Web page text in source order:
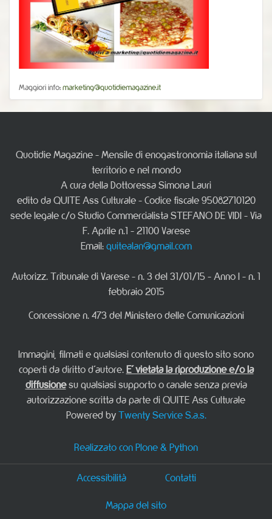
Maggiori info:marketing@quotidiemagazine.it
Quotidie Magazine - Mensile di enogastronomia italiana sul
territorio e nel mondo
A cura della Dottoressa Simona Lauri
edito da QUITE Ass Culturale - Codice fiscale 95082710120
sede legale c/o Studio Commercialista STEFANO DE VIDI - Via
F. Aprile n.1 - 21100 Varese
Email: quitealan@gmail.com
Autorizz. Tribunale di Varese - n. 3 del 31/01/15 - Anno I - n. 1
febbraio 2015
Concessione n. 473 del Ministero delle Comunicazioni
Immagini, filmati e qualsiasi contenuto di questo sito sono
coperti da diritto d'autore. E' vietata la riproduzione e/o la
diffusionesu qualsiasi supporto o canale senza previa
autorizzazione scritta da parte di QUITE Ass Culturale
Powered by Twenty Service S.a.s.
Realizzato con Plone & Python
Accessibilità Contatti
Mappa del sito